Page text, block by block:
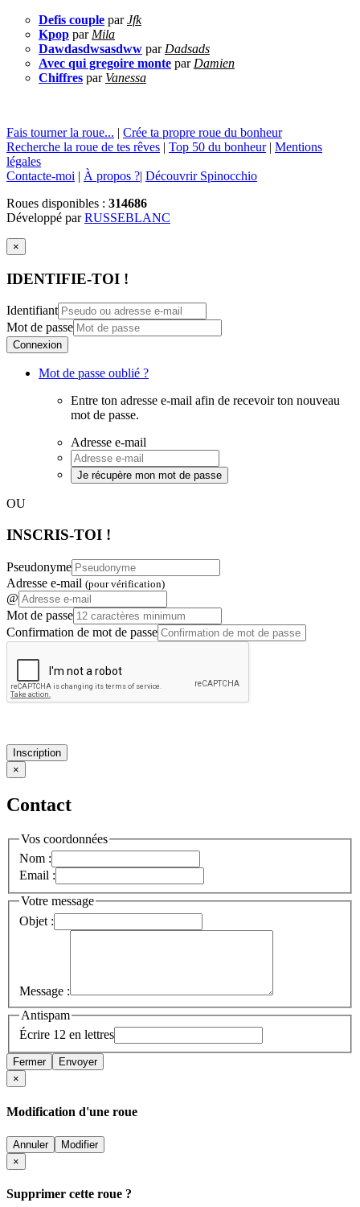
Defis couple parJfk
Kpop par Mila
Dawdasdwsasdww par Dadsads
Avec qui gregoire monte par Damien
Chiffres par Vanessa
Fais tourner la roue... | Crée ta propre roue du bonheur
Recherche la roue de tes rêves | Top 50 du bonheur| Mentions
légales
Contacte-moi | À propos ?| Découvrir Spinocchio
Roues disponibles : 314686
Développé parRUSSEBLANC
×
IDENTIFIE-TOI !
Identifiant
Mot de passe
Connexion
Mot de passe oublié ?
Entre ton adresse e-mail afin de recevoir ton nouveau
mot de passe.
Adresse e-mail
Je récupère mon mot de passe
OU
INSCRIS-TOI !
Pseudonyme
Adresse e-mail (pour vérification)
@
Mot de passe
Confirmation de mot de passe
Inscription
×
Contact
Vos coordonnées
Nom :
Email :
Votre message
Objet :
Message :
Antispam
Écrire 12 en lettres
Fermer
Envoyer
×
Modification d'une roue
Annuler
Modifier
×
Supprimer cette roue ?